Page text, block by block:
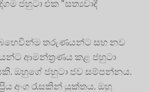
ජහුටා එක “සත්‍යවාදී
තරුණයන්ට සහ නව
ආමන්ත්‍රණය කළ ජහුටා
ඔහුගේ ජහුටා ජව සම්පන්නය.
අංග රැසකින් යුක්තය. ඔහු